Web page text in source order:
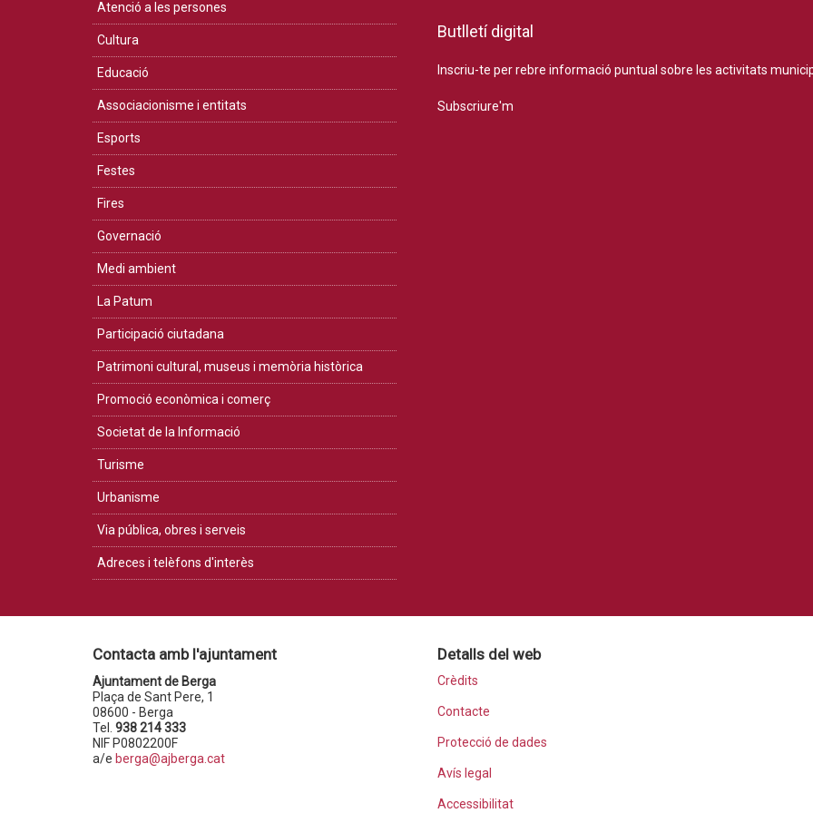
Atenció a les persones
Cultura
Educació
Associacionisme i entitats
Esports
Festes
Fires
Governació
Medi ambient
La Patum
Participació ciutadana
Patrimoni cultural, museus i memòria històrica
Promoció econòmica i comerç
Societat de la Informació
Turisme
Urbanisme
Via pública, obres i serveis
Adreces i telèfons d'interès
Butlletí digital
Inscriu-te per rebre informació puntual sobre les activitats
Subscriure'm
Contacta amb l'ajuntament
Ajuntament de Berga
Plaça de Sant Pere, 1
08600 - Berga
Tel. 938 214 333
NIF P0802200F
a/e berga@ajberga.cat
Detalls del web
Crèdits
Contacte
Protecció de dades
Avís legal
Accessibilitat